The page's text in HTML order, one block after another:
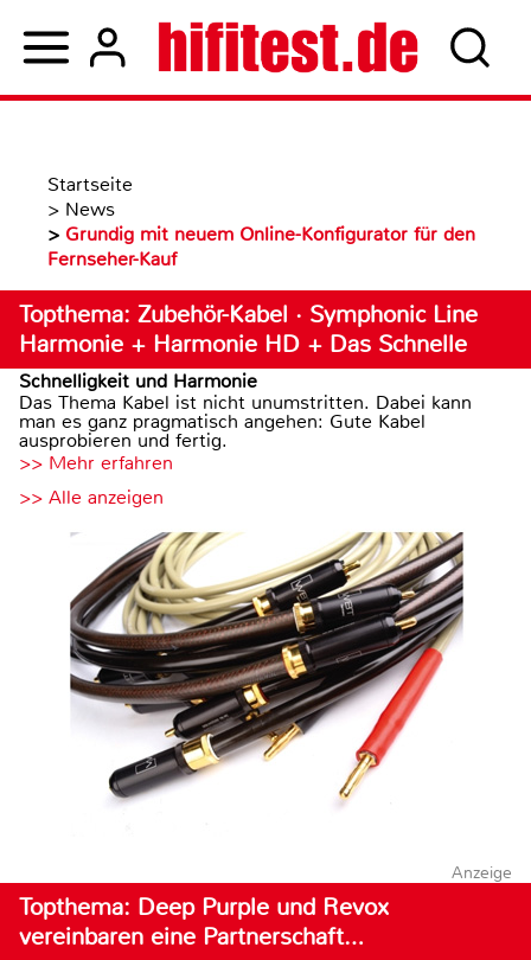
Startseite
> News
> Grundig mit neuem Online-Konfigurator für den
Fernseher-Kauf
Topthema: Zubehör-Kabel · Symphonic Line
Harmonie + Harmonie HD + Das Schnelle
Schnelligkeit und Harmonie
Das Thema Kabel ist nicht unumstritten. Dabei kann
man es ganz pragmatisch angehen: Gute Kabel
ausprobieren und fertig.
>> Mehr erfahren
>> Alle anzeigen
Anzeige
Topthema: Deep Purple und Revox
vereinbaren eine Partnerschaft…